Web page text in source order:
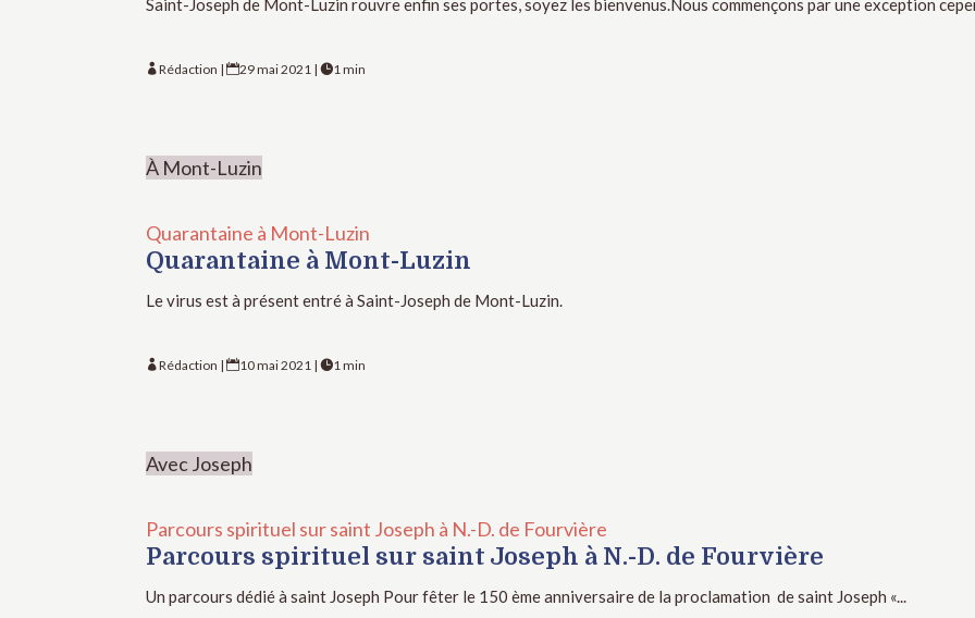
Saint-Joseph de Mont-Luzin rouvre enfin ses portes, soyez les bienvenus.Nous commençons par une exception
Rédaction |29 mai 2021 |1 min
À Mont-Luzin
Quarantaine à Mont-Luzin
Quarantaine à Mont-Luzin
Le virus est à présent entré à Saint-Joseph de Mont-Luzin.
Rédaction |10 mai 2021 |1 min
Avec Joseph
Parcours spirituel sur saint Joseph à N.-D. de Fourvière
Parcours spirituel sur saint Joseph à N.-D. de Fourvière
Un parcours dédié à saint Joseph Pour fêter le 150 ème anniversaire de la proclamation de saint Joseph «...